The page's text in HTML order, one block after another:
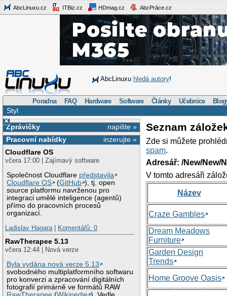
AbcLinuxu.cz ITBiz.cz HDmag.cz AbcPráce.cz
AbcLinuxu hledá autory!
Poradna FAQ Hardware Software Články Učebnice
Styl
×
napište »
Zprávičky
inzerujte »
Pracovní nabídky
Cloudflare OS
včera 17:00 | Zajímavý software
Společnost Cloudflare představila
Cloudflare OS
(GitHub ), tj. open
source platformu navrženou pro
integraci umělé inteligence (agentů)
přímo do pracovních procesů
organizací.
Ladislav Hagara| Komentářů: 0
RawTherapee 5.13
včera 12:44 | Nová verze
Byla vydána nová verze 5.13
svobodného multiplatformního softwaru
pro konverzi a zpracování digitálních
fotografií primárně ve formátů RAW
Seznam
Zde si můžete
spam.
Adresář: /New/New/
V tomto adresáři
Název
Craze Gambles
Dream Meadows
Furniture
Garden Design
Trends
Home Groove Oasis